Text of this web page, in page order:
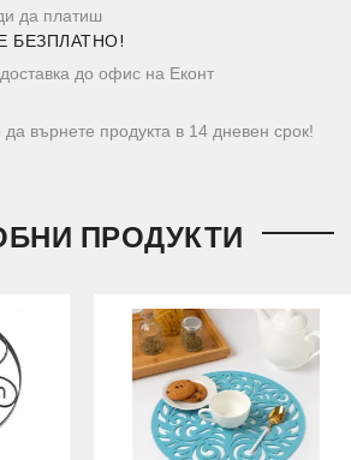
да платиш
БЕЗПЛАТНО!
до офис на Еконт
върнете продукта в 14 дневен срок!
ПРОДУКТИ